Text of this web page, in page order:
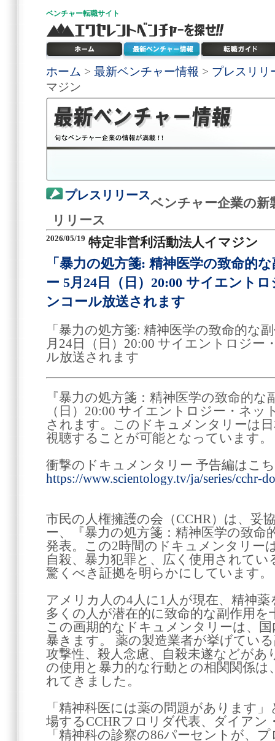
ベンチャー転職サイト
ホーム > 最新ベンチャー情報 > プレスリリ
マジン
プレスリリース
ベンチャー企業の新
リリース
2026/05/19 特定非営利活動法人イマジン
「暴力の処方箋: 精神医学の致命的
ー 5月24日（日）20:00 サイエント
ンコール放送されます
「暴力の処方箋: 精神医学の致命的な
月24日（日）20:00 サイエントロジー
ル放送されます
『暴力の処方箋：精神医学の致命的な
（日）20:00 サイエントロジー・ネ
されます。このドキュメンタリーは
視聴することが可能となっています。
衝撃のドキュメンタリー 予告編はこ
https://www.scientology.tv/ja/series/cchr-
市民の人権擁護の会（CCHR）は、妥
ー、『暴力の処方箋：精神医学の致命
発表。この2時間のドキュメンタリー
自殺、暴力犯罪と、広く使用されて
驚くべき証拠を明らかにしています。
アメリカ人の4人に1人が現在、精神
多くの人が潜在的に致命的な副作用
この画期的なドキュメンタリーは、
暴きます。 薬の製造業者が挙げてい
攻撃性、殺人念慮、自殺未遂などがあ
の使用と暴力的な行動との相関関係
れてきました。
「精神科医には薬の問題があります
場するCCHRフロリダ代表、ダイアン
「精神科の診察の86パーセントが、